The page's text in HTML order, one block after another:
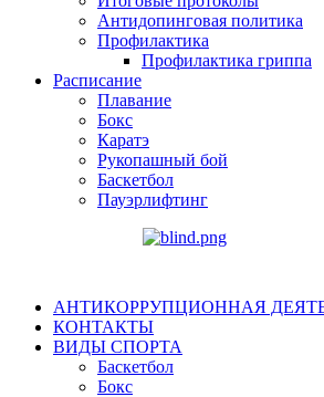
Антидопинговая политика
Профилактика
Профилактика гриппа
Расписание
Плавание
Бокс
Каратэ
Рукопашный бой
Баскетбол
Пауэрлифтинг
АНТИКОРРУПЦИОННАЯ
КОНТАКТЫ
ВИДЫ СПОРТА
Баскетбол
Бокс